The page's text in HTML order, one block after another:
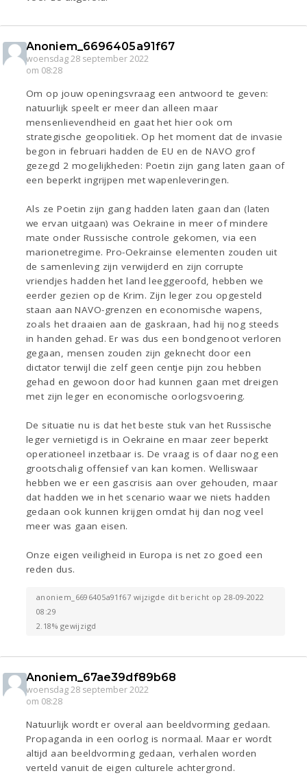
Anoniem_6696405a91f67
woensdag 28 september 2022
om 08:28
Om op jouw openingsvraag een antwoord te geven:
natuurlijk speelt er meer dan alleen maar
mensenlievendheid en gaat het hier ook om
strategische geopolitiek. Op het moment dat de invasie
begon in februari hadden de EU en de NAVO grof
gezegd 2 mogelijkheden: Poetin zijn gang laten gaan of
een beperkt ingrijpen met wapenleveringen.
Als ze Poetin zijn gang hadden laten gaan dan (laten
we ervan uitgaan) was Oekraine in meer of mindere
mate onder Russische controle gekomen, via een
marionetregime. Pro-Oekrainse elementen zouden uit
de samenleving zijn verwijderd en zijn corrupte
vriendjes hadden het land leeggeroofd, hebben we
eerder gezien op de Krim. Zijn leger zou opgesteld
staan aan NAVO-grenzen en economische wapens,
zoals het draaien aan de gaskraan, had hij nog steeds
in handen gehad. Er was dus een bondgenoot verloren
gegaan, mensen zouden zijn geknecht door een
dictator terwijl die zelf geen centje pijn zou hebben
gehad en gewoon door had kunnen gaan met dreigen
met zijn leger en economische oorlogsvoering.
De situatie nu is dat het beste stuk van het Russische
leger vernietigd is in Oekraine en maar zeer beperkt
operationeel inzetbaar is. De vraag is of daar nog een
grootschalig offensief van kan komen. Welliswaar
hebben we er een gascrisis aan over gehouden, maar
dat hadden we in het scenario waar we niets hadden
gedaan ook kunnen krijgen omdat hij dan nog veel
meer was gaan eisen.
Onze eigen veiligheid in Europa is net zo goed een
reden dus.
anoniem_6696405a91f67 wijzigde dit bericht op 28-09-2022
08:29
2.18% gewijzigd
Anoniem_67ae39df89b68
woensdag 28 september 2022
om 08:28
Natuurlijk wordt er overal aan beeldvorming gedaan.
Propaganda in een oorlog is normaal. Maar er wordt
altijd aan beeldvorming gedaan, verhalen worden
verteld vanuit de eigen culturele achtergrond.